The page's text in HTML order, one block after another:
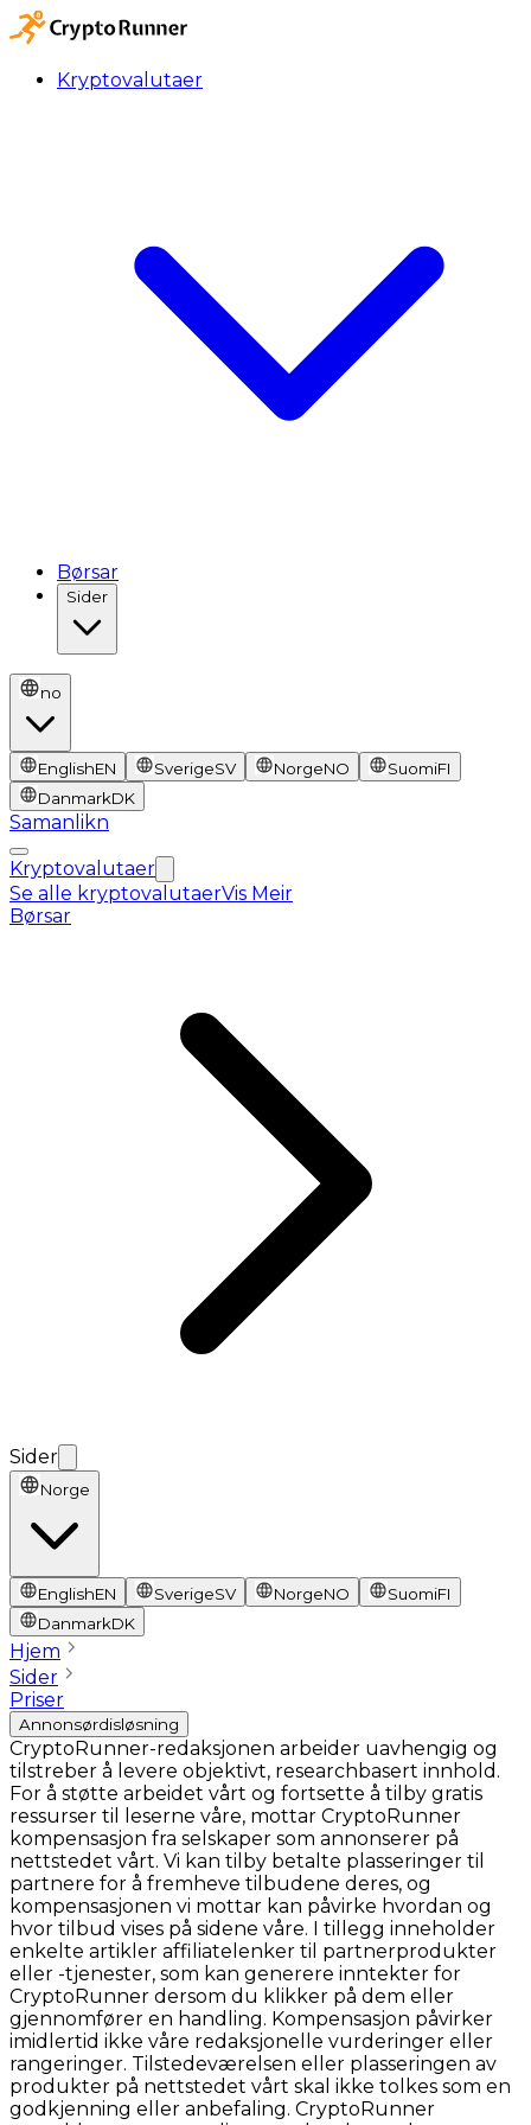
Kryptovalutaer
Børsar
Sider
no
EnglishEN SverigeSV NorgeNO SuomiFI
DanmarkDK
Samanlikn
Kryptovalutaer
Se alle kryptovalutaerVis Meir
Børsar
Sider
Norge
EnglishEN SverigeSV NorgeNO SuomiFI
DanmarkDK
Hjem
Sider
Priser
Annonsørdisløsning
CryptoRunner-redaksjonen arbeider uavhengig og
tilstreber å levere objektivt, researchbasert innhold.
For å støtte arbeidet vårt og fortsette å tilby gratis
ressurser til leserne våre, mottar CryptoRunner
kompensasjon fra selskaper som annonserer på
nettstedet vårt. Vi kan tilby betalte plasseringer til
partnere for å fremheve tilbudene deres, og
kompensasjonen vi mottar kan påvirke hvordan og
hvor tilbud vises på sidene våre. I tillegg inneholder
enkelte artikler affiliatelenker til partnerprodukter
eller -tjenester, som kan generere inntekter for
CryptoRunner dersom du klikker på dem eller
gjennomfører en handling. Kompensasjon påvirker
imidlertid ikke våre redaksjonelle vurderinger eller
rangeringer. Tilstedeværelsen eller plasseringen av
produkter på nettstedet vårt skal ikke tolkes som en
godkjenning eller anbefaling. CryptoRunner